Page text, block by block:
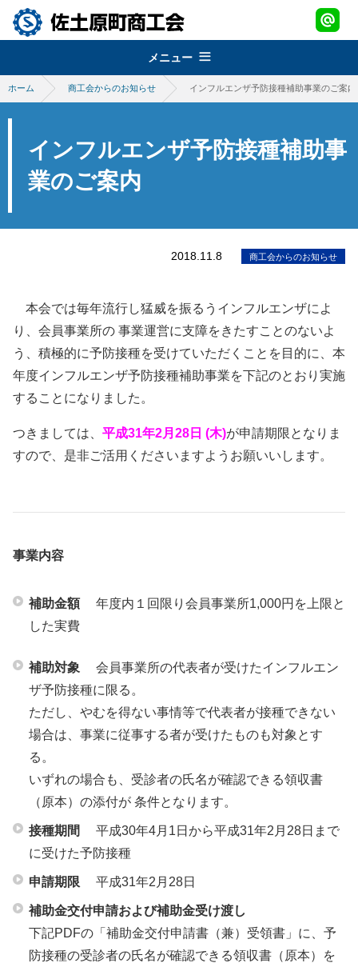
メニュー
組織概要
about
青年部
support
経営発達支援事業
需要動向調査
セミナー・講座
原産地証明発給
地域振興事業
promotion
brand
contact us
ログイン
login
会員ログイン
ホーム 商工会からのお知らせ インフルエンザ予防接種補助事業のご案内
インフルエンザ予防接種補助事
業のご案内
2018.11.8 商工会からのお知らせ
本会では毎年流行し猛威を振るうインフルエンザによ
り、会員事業所の 事業運営に支障をきたすことのないよ
う、積極的に予防接種を受けていただくことを目的に、本
年度インフルエンザ予防接種補助事業を下記のとおり実施
することになりました。
つきましては、 平成31年2月28日 (木)が申請期限となりま
すので、是非ご活用くださいますようお願いいします。
事業内容
補助金額年度内１回限り会員事業所1,000円を上限と
した実費
補助対象 会員事業所の代表者が受けたインフルエン
ザ予防接種に限る。
ただし、やむを得ない事情等で代表者が接種できない
場合は、事業に従事する者が受けたものも対象とす
る。
いずれの場合も、受診者の氏名が確認できる領収書
（原本）の添付が 条件となります。
接種期間
平成30年4月1日から平成31年2月28日まで
に受けた予防接種
申請期限 平成31年2月28日
補助金交付申請および補助金受け渡し
下記PDFの「補助金交付申請書（兼）受領書」に、予
防接種の受診者の氏名が確認できる領収書（原本）を